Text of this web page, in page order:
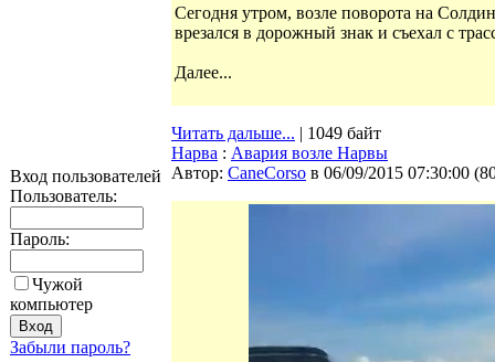
Вход пользователей
Пользователь:
Пароль:
Чужой
компьютер
Забыли пароль?
Сегодня утром, возле поворота на
врезался в дорожный знак и съехал с
Далее...
Читать дальше... | 1049 байт
Нарва : Авария возле Нарвы
Автор: CaneCorso в 06/09/2015 07:30:00 (